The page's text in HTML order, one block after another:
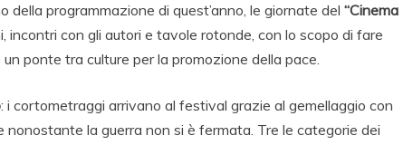
della programmazione di quest’anno, le giornate del “Cinema
incontri con gli autori e tavole rotonde, con lo scopo di fare
ponte tra culture per la promozione della pace.
: i cortometraggi arrivano al festival grazie al gemellaggio con
nonostante la guerra non si è fermata. Tre le categorie dei